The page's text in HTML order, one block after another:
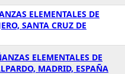
ELEMENTALES DE
SANTA CRUZ DE
ELEMENTALES DE
MADRID, ESPAÑA